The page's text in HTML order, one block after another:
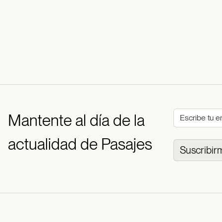
Mantente al día de la
actualidad de Pasajes